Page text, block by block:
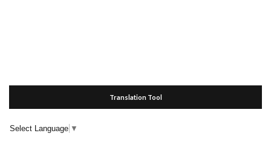
Translation Tool
Select Language ▼